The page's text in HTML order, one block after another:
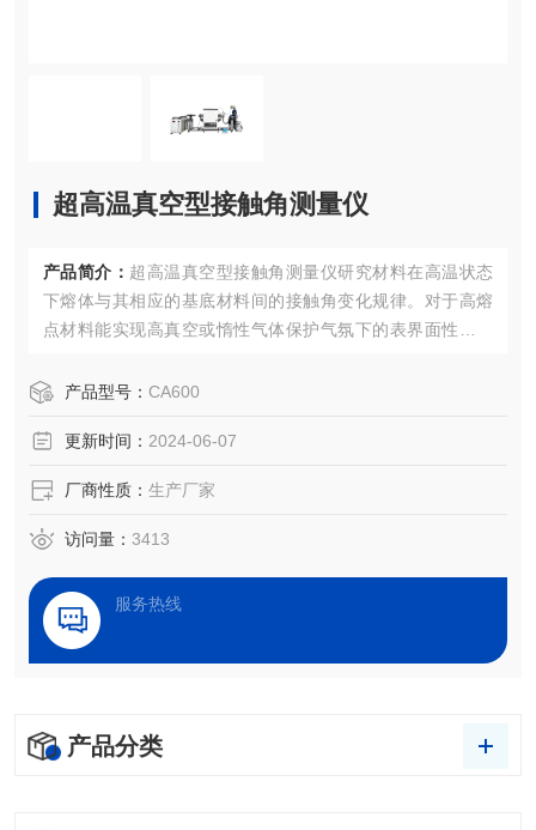
超高温真空型接触角测量仪
产品简介： 超高温真空型接触角测量仪研究材料在高温状态
下熔体与其相应的基底材料间的接触角变化规律。对于高熔
点材料能实现高真空或惰性气体保护气氛下的表界面性能测
融化、润湿、铺展及凝固行为进行图像化、定量化表征。
产品型号： CA600
更新时间： 2024-06-07
厂商性质： 生产厂家
访问量： 3413
服务热线
产品分类